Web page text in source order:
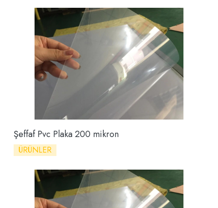
Şeffaf Pvc Plaka 200 mikron
ÜRÜNLER